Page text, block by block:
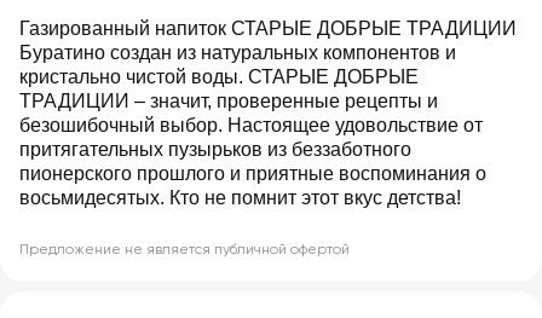
Газированный напиток СТАРЫЕ ДОБРЫЕ ТРАДИЦИИ
Буратино создан из натуральных компонентов и
кристально чистой воды. СТАРЫЕ ДОБРЫЕ
ТРАДИЦИИ – значит, проверенные рецепты и
безошибочный выбор. Настоящее удовольствие от
притягательных пузырьков из беззаботного
пионерского прошлого и приятные воспоминания о
восьмидесятых. Кто не помнит этот вкус детства!
Предложение не является публичной офертой